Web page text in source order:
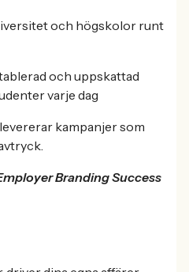
och högskolor runt
och uppskattad
varje dag
kampanjer som
Branding Success